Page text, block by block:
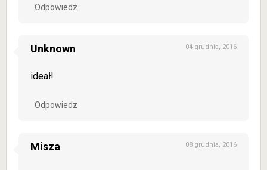
Odpowiedz
Unknown 04 grudnia, 2016
ideał!
Odpowiedz
Misza 08 grudnia, 2016